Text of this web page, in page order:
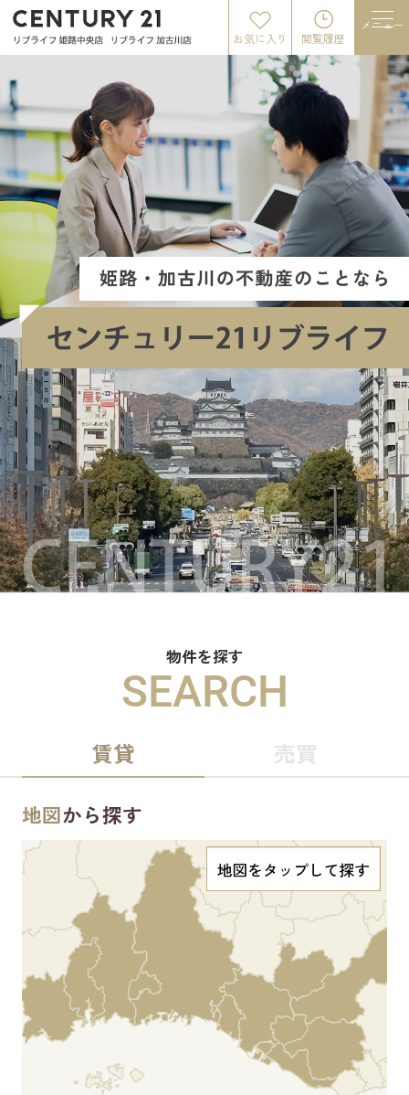
お気に入り 閲覧履歴
メニュー
物件を探す
SEARCH
賃貸 売買
地図から探す